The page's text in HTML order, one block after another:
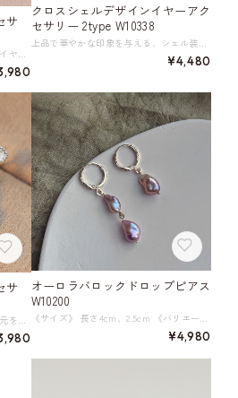
サ
クロスシェルデザインイヤーアク
セサリー 2type W10338
¥4,480
サ
四つ葉のモチーフの繊細な輝きが耳元を飾るイヤーアクセサリー。 上品なブラック&ゴールドのフレームとクリアなストーンが、洗練された印象を与えます。 シンプルながらも存在感のあるデザインは、日々使いから特別な日まで 幅広いシーンで活躍します。 《タイプ》 ピアス／イヤリング 《サイズ》 横幅16 縦幅32 ※単位：mm 《素材》 合金、銀メッキ／金メッキ、ジルコン ◇人気のおすすめアイテムをもっと見る https://shop.harmonique.net/categories/5911182 ◇商品を購入する前にこちらの【ご購入前に必ずお読みください】をご確認の上お買い求めください。 https://shop.harmonique.net/blog/2024/06/25/010751 《注意事項》 *harmoniqueではお客様からのご注文を受け、お客様の商品を製作・取り寄せしております。 *基本的にお取り寄せ商品となるため、発送までに《1～3週間前後》お時間をいただいております。 *ご覧いただいているPCやスマートフォンの画面により実物と多少色合いが異なる場合がございます。 *イメージ違いやサイズ違い等、その他お客様都合によりますキャンセル・返品交換はご遠慮ください。 トップページはこちら https://shop.harmonique.net/
オーロラバロックドロップピアス
W10200
《サイズ》 長さ4cm、2.5cm 《バリエーション》 フープイヤリングタイプ／スタッドピアスタイプ 《素材》 天然バロックパール、スターリングシルバー、14Kゴールドメッキ ◇人気のおすすめアイテムをもっと見る https://shop.harmonique.net/categories/5911182 ◇商品を購入する前にこちらの【ご購入前に必ずお読みください】をご確認の上お買い求めください。 https://shop.harmonique.net/blog/2024/06/25/010751 《注意事項》 *harmoniqueではお客様からのご注文を受け、お客様の商品を製作・取り寄せております。 *基本的にお取り寄せ商品となるため、発送までに《1～3週間前後》お時間をいただいております。 *ご覧いただいているPCやスマートフォンの画面により実物と多少色合いが異なる場合がございます。 *イメージ違いやサイズ違い等、その他お客様都合によりますキャンセル・返品交換はご遠慮ください。 トップページはこちら https://shop.harmonique.net/
¥4,980